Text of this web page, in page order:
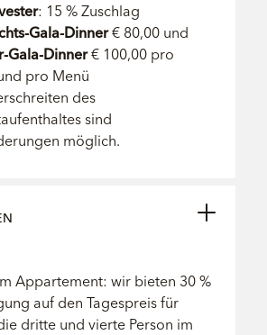
: 15 % Zuschlag
Gala-Dinner€ 80,00 und
Gala-Dinner€ 100,00 pro
pro Menü
des
sind
möglich.
Appartement: wir bieten 30 %
auf den Tagespreis für
dritte und vierte Person im